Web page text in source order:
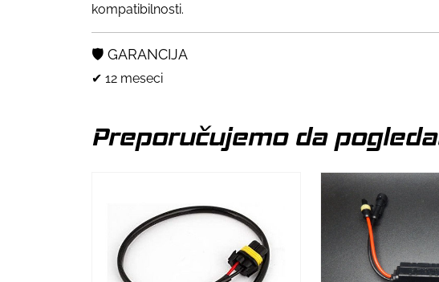
kompatibilnosti.
🛡️ GARANCIJA
✔ 12 meseci
Preporučujemo da